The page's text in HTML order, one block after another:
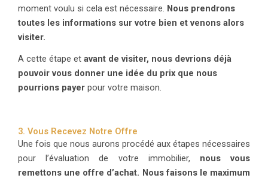
moment voulu si cela est nécessaire. Nous prendrons
toutes les informations sur votre bien et venons alors
visiter.
A cette étape et avant de visiter, nous devrions déjà
pouvoir vous donner une idée du prix que nous
pourrions payer pour votre maison.
3. Vous Recevez Notre Offre
Une fois que nous aurons procédé aux étapes nécessaires
pour l’évaluation de votre immobilier, nous vous
remettons une offre d’achat. Nous faisons le maximum